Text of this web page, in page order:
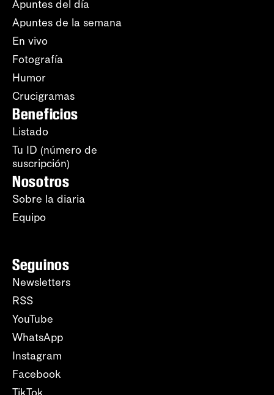
Apuntes del día
Apuntes de la semana
En vivo
Fotografía
Humor
Crucigramas
Beneficios
Listado
Tu ID (número de
suscripción)
Nosotros
Sobre la diaria
Equipo
Seguinos
Newsletters
RSS
YouTube
WhatsApp
Instagram
Facebook